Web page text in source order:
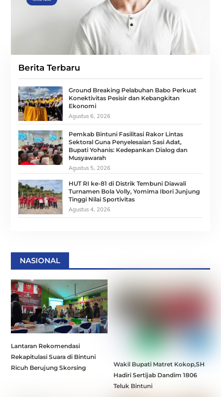
Berita Terbaru
Ground Breaking Pelabuhan Babo Perkuat
Konektivitas Pesisir dan Kebangkitan
Ekonomi
Agustus 6, 2026
Pemkab Bintuni Fasilitasi Rakor Lintas
Sektoral Guna Penyelesaian Sasi Adat,
Bupati Yohanis: Kedepankan Dialog dan
Musyawarah
Agustus 5, 2026
HUT RI ke-81 di Distrik Tembuni Diawali
Turnamen Bola Volly, Yomima Ibori Junjung
Tinggi Nilai Sportivitas
Agustus 4, 2026
NASIONAL
Lantaran Rekomendasi
Rekapitulasi Suara di Bintuni
Ricuh Berujung Skorsing
Wakil Bupati Matret Kokop,SH
Hadiri Sertijab Dandim 1806
Teluk Bintuni